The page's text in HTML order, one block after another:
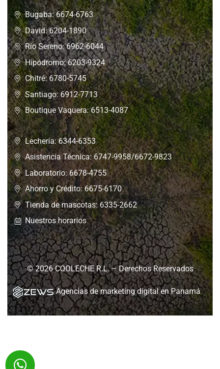
Bugaba: 6674-6763
David: 6204-1890
Río Sereno: 6962-6044
Hipódromo: 6203-9324
Chitré: 6780-5745
Santiago: 6912-7713
Boutique Vaquera: 6513-4087
Lechería: 6344-6353
Asistencia Técnica: 6747-9958/6672-9823
Laboratorio: 6678-4755
Ahorro y Crédito: 6675-6170
Tienda de mascotas: 6335-2662
Nuestros horarios
© 2026 COOLECHE R.L. – Derechos Reservados
Agencias de marketing digital en Panamá